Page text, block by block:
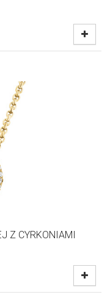
Z CYRKONIAMI